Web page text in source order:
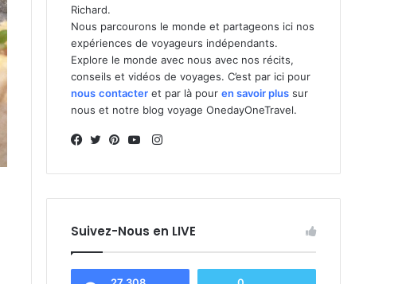
Richard.
Nous parcourons le monde et partageons ici nos
expériences de voyageurs indépendants.
Explore le monde avec nous avec nos récits,
conseils et vidéos de voyages. C’est par ici pour
nous contacter et par là pouren savoir plus sur
nous et notre blog voyage OnedayOneTravel.
a
c
b
o
o
w
i
t
e
r
i
n
e
r
e
o
u
u
b
e
I
s
t
g
r
a
Suivez-Nous en LIVE